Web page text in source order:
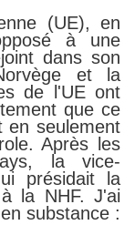
(UE), en
à une
dans son
et la
de l'UE ont
que ce
en seulement
Après les
la vice-
présidait la
la NHF. J'ai
substance :